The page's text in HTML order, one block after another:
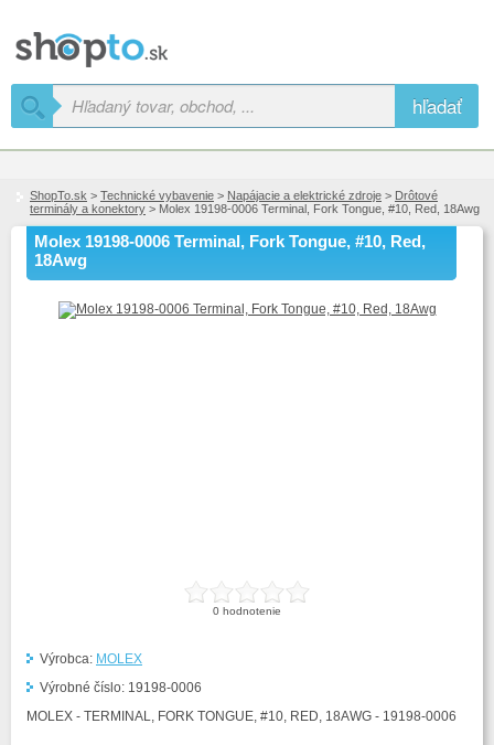
hľadať
ShopTo.sk > Technické vybavenie > Napájacie a elektrické zdroje > Drôtové
terminály a konektory > Molex 19198-0006 Terminal, Fork Tongue, #10, Red, 18Awg
Molex 19198-0006 Terminal, Fork Tongue, #10, Red,
18Awg
0 hodnotenie
Výrobca: MOLEX
Výrobné číslo: 19198-0006
MOLEX - TERMINAL, FORK TONGUE, #10, RED, 18AWG - 19198-0006